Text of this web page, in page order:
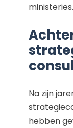
ministeries.
Na zijn
hebben